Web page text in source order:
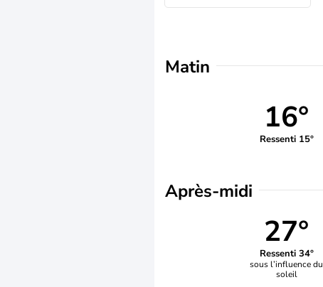
Matin
16°
Ressenti 15°
Après-midi
27°
Ressenti 34°
sous l’influence du
soleil